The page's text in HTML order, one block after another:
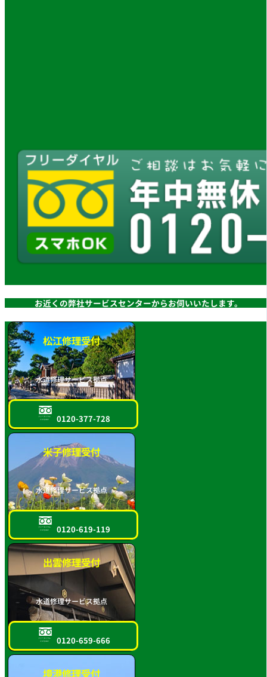
お近くの弊社サービスセンターからお伺いいたします。
松江修理受付
水道修理サービス拠点
フリーダイヤル
スマホOK!! 0120-377-728
米子修理受付
水道修理サービス拠点
フリーダイヤル
スマホOK!! 0120-619-119
出雲修理受付
水道修理サービス拠点
フリーダイヤル
スマホOK!! 0120-659-666
境港修理受付